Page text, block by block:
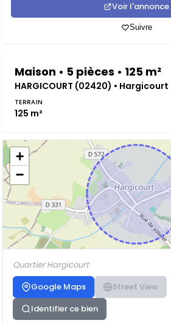
Voir l'annonce
Suivre
Maison • 5 pièces • 125 m²
HARGICOURT (02420) • Hargicourt
TERRAIN
125 m²
+
−
Quartier Hargicourt
Google Maps
Street View
Identifier ce bien